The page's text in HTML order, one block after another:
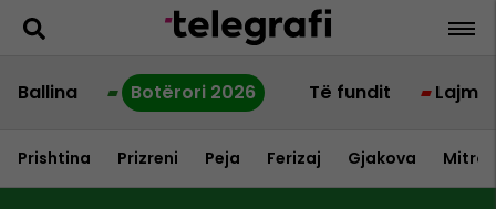
Ballina Botërori 2026 Të fundit Lajme
Prishtina Prizreni Peja Ferizaj Gjakova